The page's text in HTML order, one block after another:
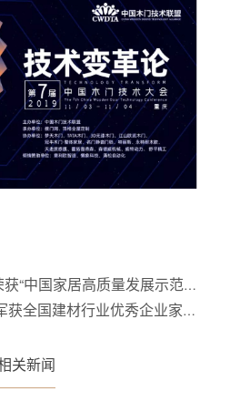
“中国家居高质量发展示范企
获全国建材行业优秀企业家殊
关新闻